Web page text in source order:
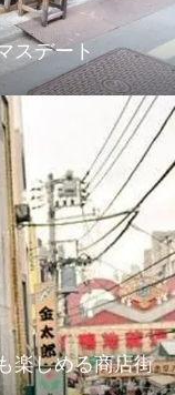
スデート
楽しめる商店街